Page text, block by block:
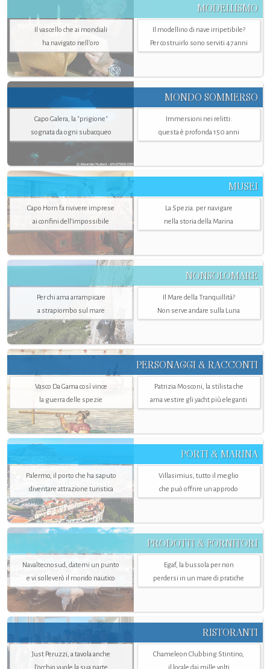
MODELLISMO
Il vascello che ai mondiali
ha navigato nell’oro
Il modellino di nave irripetibile?
Per costruirlo sono serviti 47 anni
MONDO SOMMERSO
Capo Galera, la "prigione"
sognata da ogni subacqueo
Immersioni nei relitti:
questa è profonda 150 anni
MUSEI
Capo Horn fa rivivere imprese
ai confini dell’impossibile
La Spezia. per navigare
nella storia della Marina
NONSOLOMARE
Per chi ama arrampicare
a strapiombo sul mare
Il Mare della Tranquillità?
Non serve andare sulla Luna
PERSONAGGI & RACCONTI
Vasco Da Gama così vince
la guerra delle spezie
Patrizia Mosconi, la stilista che
ama vestire gli yacht più eleganti
PORTI & MARINA
Palermo, il porto che ha saputo
diventare attrazione turistica
Villasimius, tutto il meglio
che può offrire un approdo
PRODOTTI & FORNITORI
Navaltecnosud, datemi un punto
e vi solleverò il mondo nautico
Egaf, la bussola per non
perdersi in un mare di pratiche
RISTORANTI
Just Peruzzi, a tavola anche
l’occhio vuole la sua parte
Chameleon Clubbing Stintino,
il locale dai mille volti